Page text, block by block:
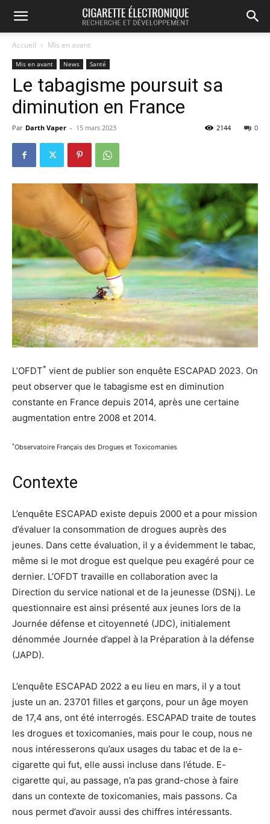
Accueil Mis en avant
Mis en avant News Santé
Le tabagisme poursuit sa
diminution en France
Par Darth Vaper - 15 mars 2023 0
2144
L’OFDT* vient de publier son enquête ESCAPAD 2023. On
peut observer que le tabagisme est en diminution
constante en France depuis 2014, après une certaine
augmentation entre 2008 et 2014.
*Observatoire Français des Drogues et Toxicomanies
Contexte
L’enquête ESCAPAD existe depuis 2000 et a pour mission
d’évaluer la consommation de drogues auprès des
jeunes. Dans cette évaluation, il y a évidemment le tabac,
même si le mot drogue est quelque peu exagéré pour ce
dernier. L’OFDT travaille en collaboration avec la
Direction du service national et de la jeunesse (DSNj). Le
questionnaire est ainsi présenté aux jeunes lors de la
Journée défense et citoyenneté (JDC), initialement
dénommée Journée d’appel à la Préparation à la défense
(JAPD).
L’enquête ESCAPAD 2022 a eu lieu en mars, il y a tout
juste un an. 23701 filles et garçons, pour un âge moyen
de 17,4 ans, ont été interrogés. ESCAPAD traite de toutes
les drogues et toxicomanies, mais pour le coup, nous ne
nous intéresserons qu’aux usages du tabac et de la e-
cigarette qui fut, elle aussi incluse dans l’étude. E-
cigarette qui, au passage, n’a pas grand-chose à faire
dans un contexte de toxicomanies, mais passons. Ca
nous permet d’avoir aussi des chiffres intéressants.